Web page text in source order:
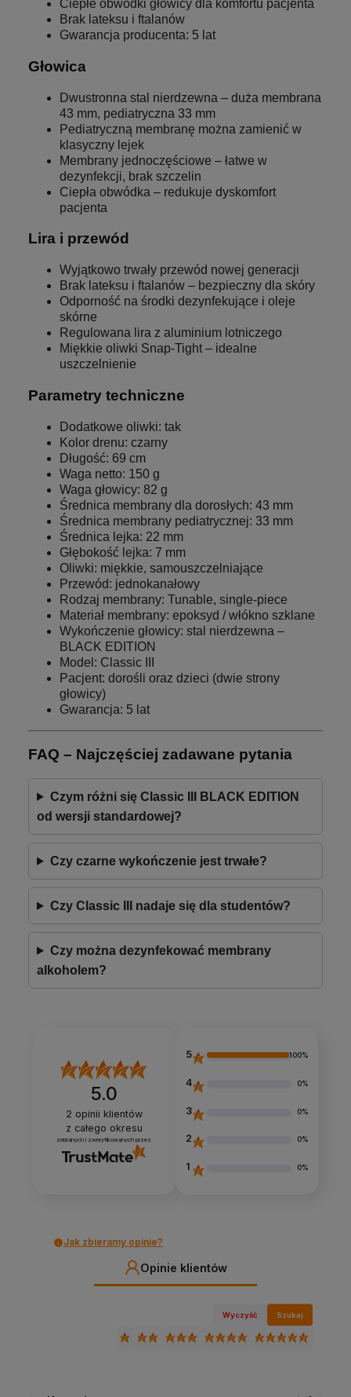
Ciepłe obwódki głowicy dla komfortu pacjenta
Brak lateksu i ftalanów
Gwarancja producenta: 5 lat
Głowica
Dwustronna stal nierdzewna – duża membrana
43 mm, pediatryczna 33 mm
Pediatryczną membranę można zamienić w
klasyczny lejek
Membrany jednoczęściowe – łatwe w
dezynfekcji, brak szczelin
Ciepła obwódka – redukuje dyskomfort
pacjenta
Lira i przewód
Wyjątkowo trwały przewód nowej generacji
Brak lateksu i ftalanów – bezpieczny dla skóry
Odporność na środki dezynfekujące i oleje
skórne
Regulowana lira z aluminium lotniczego
Miękkie oliwki Snap-Tight – idealne
uszczelnienie
Parametry techniczne
Dodatkowe oliwki: tak
Kolor drenu: czarny
Długość: 69 cm
Waga netto: 150 g
Waga głowicy: 82 g
Średnica membrany dla dorosłych: 43 mm
Średnica membrany pediatrycznej: 33 mm
Średnica lejka: 22 mm
Głębokość lejka: 7 mm
Oliwki: miękkie, samouszczelniające
Przewód: jednokanałowy
Rodzaj membrany: Tunable, single-piece
Materiał membrany: epoksyd / włókno szklane
Wykończenie głowicy: stal nierdzewna –
BLACK EDITION
Model: Classic III
Pacjent: dorośli oraz dzieci (dwie strony
głowicy)
Gwarancja: 5 lat
FAQ – Najczęściej zadawane pytania
Czym różni się Classic III BLACK EDITION
od wersji standardowej?
Czy czarne wykończenie jest trwałe?
Czy Classic III nadaje się dla studentów?
Czy można dezynfekować membrany
alkoholem?
5.0
2 opinii klientów
z całego okresu
zebranych i zweryfikowanych przez
5 100%
4 0%
3 0%
2 0%
1 0%
Jak zbieramy opinie?
Opinie klientów
Wyczyść Szukaj